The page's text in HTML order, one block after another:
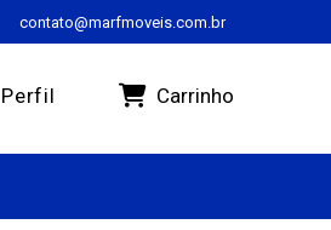
contato@marfmoveis.com.br
Perfil Carrinho